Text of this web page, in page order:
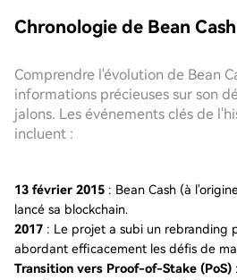
Chronologie de Bean
Comprendre l'évolution de Bean
informations précieuses sur son
jalons. Les événements clés de
incluent :
13 février 2015 : Bean Cash (à
lancé sa blockchain.
2017 : Le projet a subi un rebranding
abordant efficacement les défis de
Transition vers Proof-of-Stake (PoS)